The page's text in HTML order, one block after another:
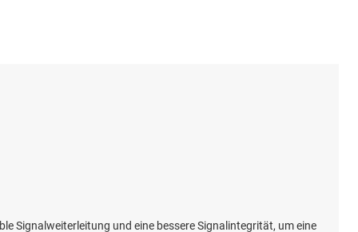
Signalweiterleitung und eine bessere Signalintegrität, um eine